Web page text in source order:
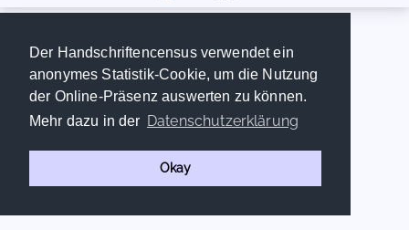
Der Handschriftencensus verwendet ein
anonymes Statistik-Cookie, um die Nutzung
der Online-Präsenz auswerten zu können.
Mehr dazu in der Datenschutzerklärung
Okay